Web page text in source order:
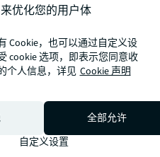
的六大功能亮点
技还提供一系列端
优化您的用户体
Cookie，也可以通过自定义设
cookie 选项，即表示您同意收
个人信息，详见 Cookie 声明
全部允许
自定义设置